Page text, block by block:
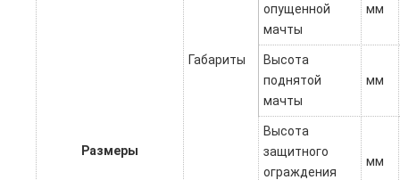
Размеры
Габариты
опущенной
мачты
мм
Высота
поднятой
мачты
мм
Высота
защитного
ограждения
мм